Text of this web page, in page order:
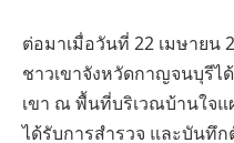
ต่อมาเมื่อวันที่ 22 เมษายน
ชาวเขาจังหวัดกาญจนบุรีไ
เขา ณ พื้นที่บริเวณบ้านใจ
ได้รับการสํารวจ และบันทึ